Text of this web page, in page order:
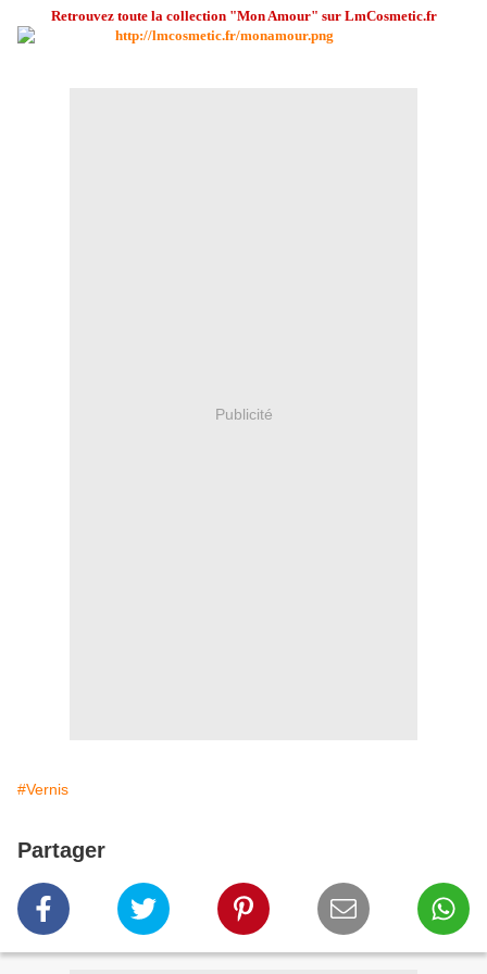
Retrouvez toute la collection "Mon Amour" sur LmCosmetic.fr
Publicité
#Vernis
Partager